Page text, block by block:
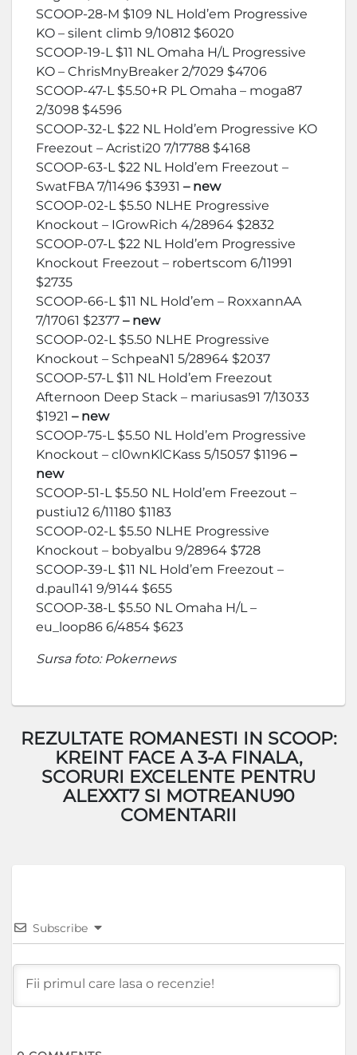
SCOOP-28-M $109 NL Hold’em Progressive
KO – silent climb 9/10812 $6020
SCOOP-19-L $11 NL Omaha H/L Progressive
KO – ChrisMnyBreaker 2/7029 $4706
SCOOP-47-L $5.50+R PL Omaha – moga87
2/3098 $4596
SCOOP-32-L $22 NL Hold’em Progressive KO
Freezout – Acristi20 7/17788 $4168
SCOOP-63-L $22 NL Hold’em Freezout –
SwatFBA 7/11496 $3931 – new
SCOOP-02-L $5.50 NLHE Progressive
Knockout – IGrowRich 4/28964 $2832
SCOOP-07-L $22 NL Hold’em Progressive
Knockout Freezout – robertscom 6/11991
$2735
SCOOP-66-L $11 NL Hold’em – RoxxannAA
7/17061 $2377 – new
SCOOP-02-L $5.50 NLHE Progressive
Knockout – SchpeaN1 5/28964 $2037
SCOOP-57-L $11 NL Hold’em Freezout
Afternoon Deep Stack – mariusas91 7/13033
$1921 – new
SCOOP-75-L $5.50 NL Hold’em Progressive
Knockout – cl0wnKlCKass 5/15057 $1196 –
new
SCOOP-51-L $5.50 NL Hold’em Freezout –
pustiu12 6/11180 $1183
SCOOP-02-L $5.50 NLHE Progressive
Knockout – bobyalbu 9/28964 $728
SCOOP-39-L $11 NL Hold’em Freezout –
d.paul141 9/9144 $655
SCOOP-38-L $5.50 NL Omaha H/L –
eu_loop86 6/4854 $623
Sursa foto: Pokernews
REZULTATE ROMANESTI IN SCOOP:
KREINT FACE A 3-A FINALA,
SCORURI EXCELENTE PENTRU
ALEXXT7 SI MOTREANU90
COMENTARII
Subscribe